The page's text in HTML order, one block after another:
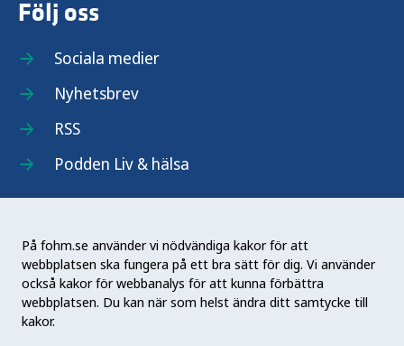
På fohm.se använder vi nödvändiga kakor för att
webbplatsen ska fungera på ett bra sätt för dig. Vi använder
också kakor för webbanalys för att kunna förbättra
webbplatsen. Du kan när som helst ändra ditt samtycke till
kakor.
Följ oss
Sociala medier
Nyhetsbrev
RSS
Podden Liv & hälsa
Folkhälsomyndigheten (Fohm) är en nationell
kunskapsmyndighet som arbetar för en bättre
folkhälsa. Det gör myndigheten genom att